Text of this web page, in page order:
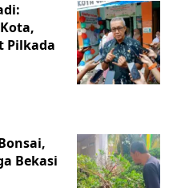
Pilkada
Bekasi